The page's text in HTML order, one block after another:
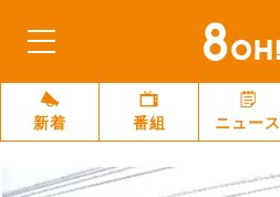
新着 番組 ニュース